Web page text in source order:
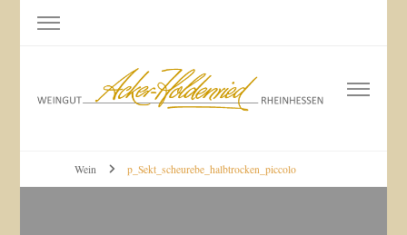
Weingut Acker-Holdenried
Bodenheim RHEINHESSEN
Wein p_Sekt_scheurebe_halbtrocken_piccolo